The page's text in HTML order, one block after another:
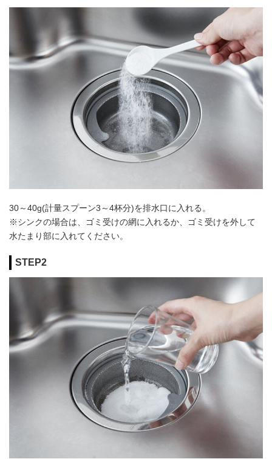
30～40g(計量スプーン3～4杯分)を排水口に入れる。
※シンクの場合は、ゴミ受けの網に入れるか、ゴミ受けを外して
水たまり部に入れてください。
STEP2